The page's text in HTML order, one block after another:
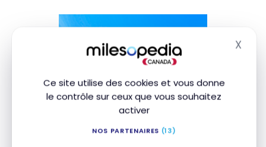
Ce site utilise des cookies et vous donne
le contrôle sur ceux que vous souhaitez
activer
NOS PARTENAIRES (13)
X